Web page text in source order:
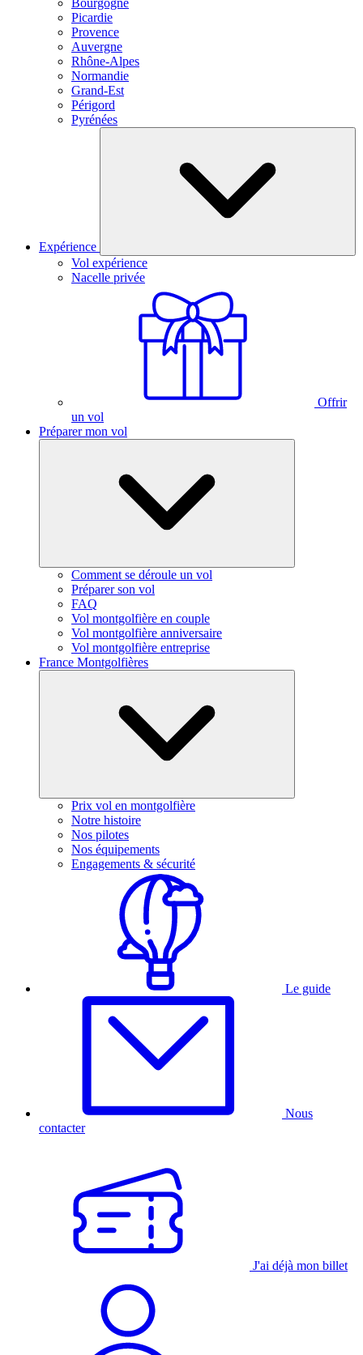
Bourgogne
Picardie
Provence
Auvergne
Rhône-Alpes
Normandie
Grand-Est
Périgord
Pyrénées
Expérience
Vol expérience
Nacelle privée
Offrir
un vol
Préparer mon vol
Comment se déroule un vol
Préparer son vol
FAQ
Vol montgolfière en couple
Vol montgolfière anniversaire
Vol montgolfière entreprise
France Montgolfières
Prix vol en montgolfière
Notre histoire
Nos pilotes
Nos équipements
Engagements & sécurité
Le guide
Nous
contacter
J'ai déjà mon billet